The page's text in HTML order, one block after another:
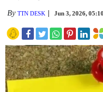
ByTTN DESK Jun 3, 2026,